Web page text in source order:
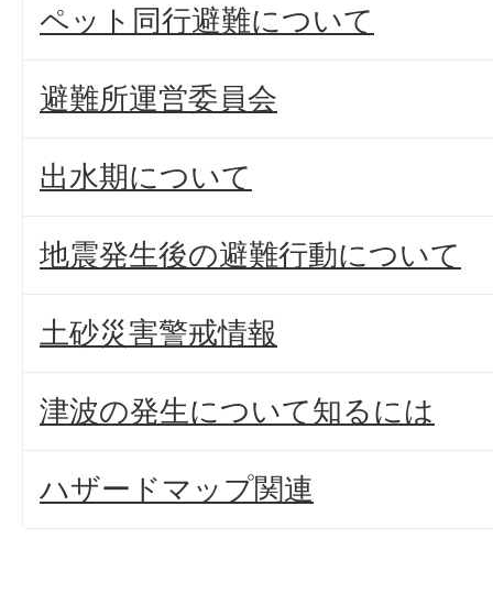
ペット同行避難について
避難所運営委員会
出水期について
地震発生後の避難行動について
土砂災害警戒情報
津波の発生について知るには
ハザードマップ関連